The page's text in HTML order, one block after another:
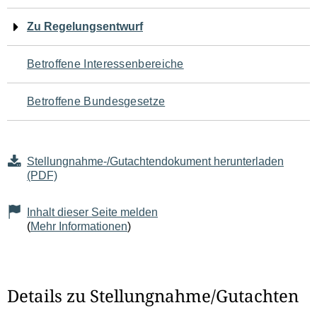
für
den
Seiteninhalt
Zu Regelungsentwurf
Betroffene Interessenbereiche
Betroffene Bundesgesetze
Stellungnahme-/Gutachtendokument herunterladen
(PDF)
Inhalt dieser Seite melden
(Mehr Informationen)
Details zu Stellungnahme/Gutachten